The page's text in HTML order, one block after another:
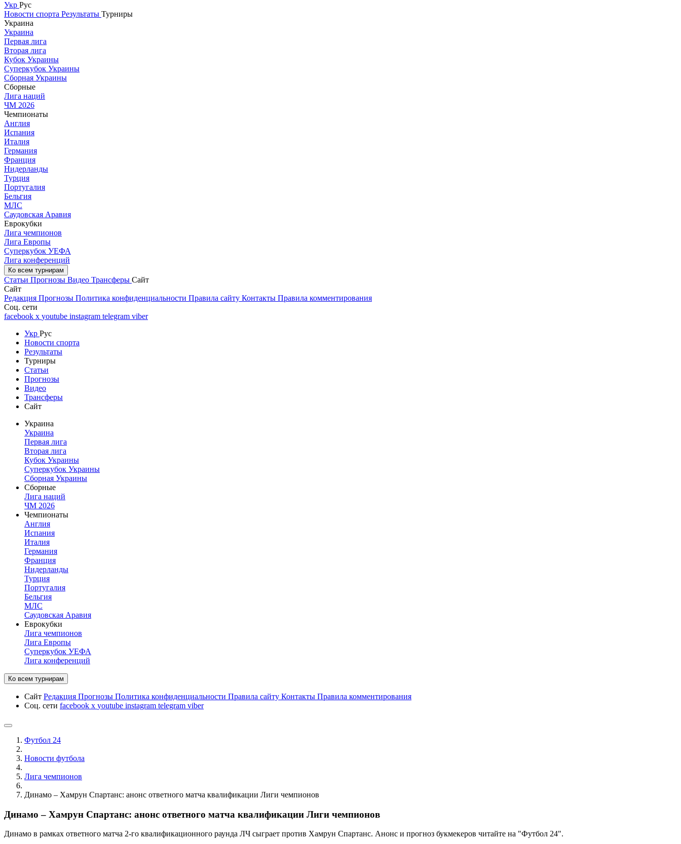
Укр Рус
Новости спорта Результаты Турниры
Украина
Украина
Первая лига
Вторая лига
Кубок Украины
Суперкубок Украины
Сборная Украины
Сборные
Лига наций
ЧМ 2026
Чемпионаты
Англия
Испания
Италия
Германия
Франция
Нидерланды
Турция
Португалия
Бельгия
МЛС
Саудовская Аравия
Еврокубки
Лига чемпионов
Лига Европы
Суперкубок УЕФА
Лига конференций
Ко всем турнирам
Статьи Прогнозы Видео Трансферы Сайт
Сайт
Редакция Прогнозы Политика конфиденциальности Правила сайту Контакты Правила комментирования
Соц. сети
facebook x youtube instagram telegram viber
Укр Рус
Новости спорта
Результаты
Турниры
Статьи
Прогнозы
Видео
Трансферы
Сайт
Украина
Украина
Первая лига
Вторая лига
Кубок Украины
Суперкубок Украины
Сборная Украины
Сборные
Лига наций
ЧМ 2026
Чемпионаты
Англия
Испания
Италия
Германия
Франция
Нидерланды
Турция
Португалия
Бельгия
МЛС
Саудовская Аравия
Еврокубки
Лига чемпионов
Лига Европы
Суперкубок УЕФА
Лига конференций
Ко всем турнирам
Сайт Редакция Прогнозы Политика конфиденциальности Правила сайту Контакты Правила комментирования
Соц. сети facebook x youtube instagram telegram viber
Футбол 24
Новости футбола
Лига чемпионов
Динамо – Хамрун Спартанс: анонс ответного матча квалификации Лиги чемпионов
Динамо – Хамрун Спартанс: анонс ответного матча квалификации Лиги чемпионов
Динамо в рамках ответного матча 2-го квалификационного раунда ЛЧ сыграет против Хамрун Спартанс. Анонс и прогноз букмекеров читайте на "Футбол 24".